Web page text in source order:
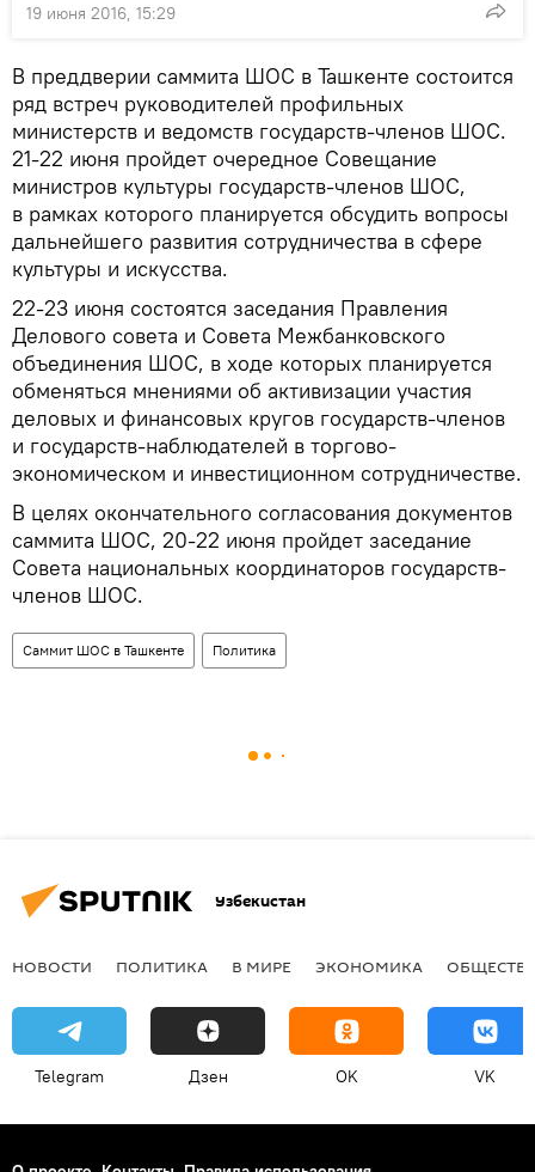
19 июня 2016, 15:29
В преддверии саммита ШОС в Ташкенте состоится
ряд встреч руководителей профильных
министерств и ведомств государств-членов ШОС.
21-22 июня пройдет очередное Совещание
министров культуры государств-членов ШОС,
в рамках которого планируется обсудить вопросы
дальнейшего развития сотрудничества в сфере
культуры и искусства.
22-23 июня состоятся заседания Правления
Делового совета и Совета Межбанковского
объединения ШОС, в ходе которых планируется
обменяться мнениями об активизации участия
деловых и финансовых кругов государств-членов
и государств-наблюдателей в торгово-
экономическом и инвестиционном сотрудничестве.
В целях окончательного согласования документов
саммита ШОС, 20-22 июня пройдет заседание
Совета национальных координаторов государств-
членов ШОС.
Саммит ШОС в Ташкенте Политика
Узбекистан
НОВОСТИ ПОЛИТИКА В МИРЕ ЭКОНОМИКА
Telegram Дзен OK VK